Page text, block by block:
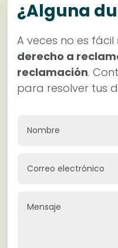
¿Alguna
A veces no es fácil
derecho a
reclamación.
para resolver tus